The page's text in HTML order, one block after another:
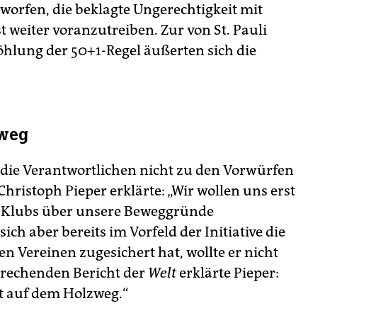
die beklagte Ungerechtigkeit mit
weiter voranzutreiben. Zur von St. Pauli
der 50+1-Regel äußerten sich die
Verantwortlichen nicht zu den Vorwürfen
Pieper erklärte: „Wir wollen uns erst
über unsere Beweggründe
aber bereits im Vorfeld der Initiative die
Vereinen zugesichert hat, wollte er nicht
Bericht der Welterklärte Pieper:
dem Holzweg.“